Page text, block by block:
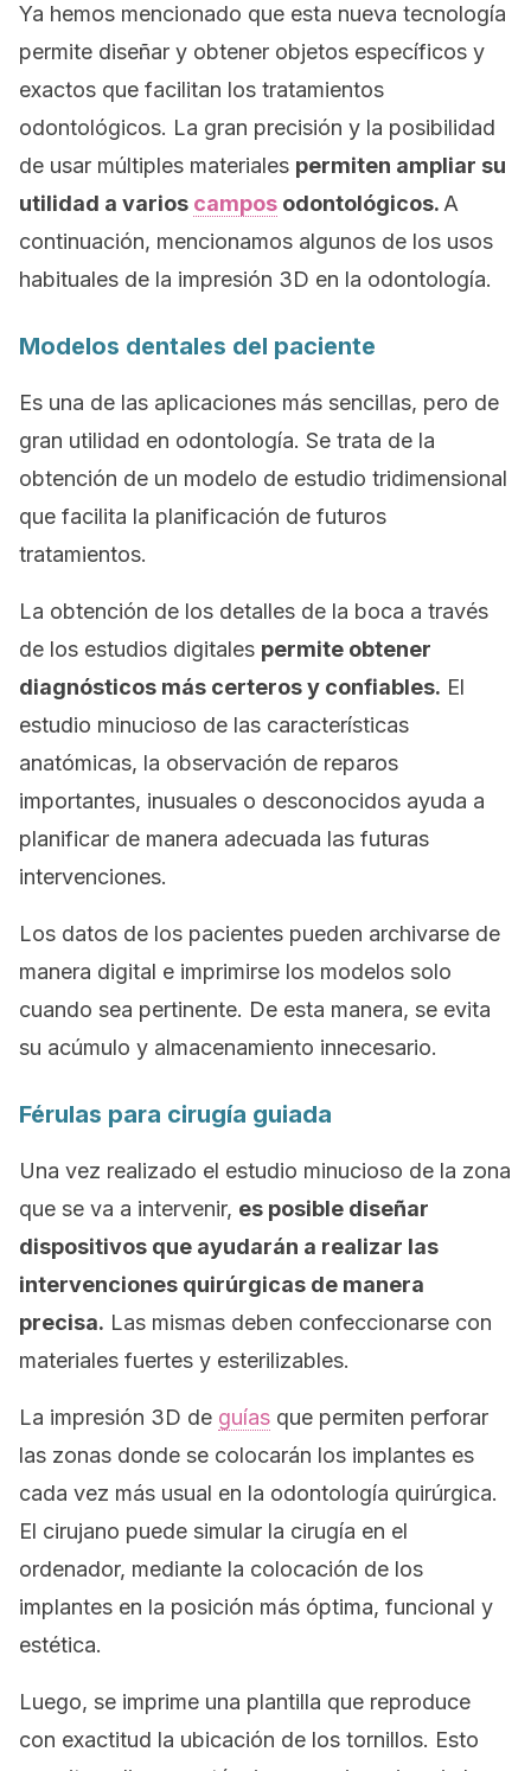
Ya hemos mencionado que esta nueva tecnología
permite diseñar y obtener objetos específicos y
exactos que facilitan los tratamientos
odontológicos. La gran precisión y la posibilidad
de usar múltiples materiales permiten ampliar su
utilidad a varios campos odontológicos. A
continuación, mencionamos algunos de los usos
habituales de la impresión 3D en la odontología.
Modelos dentales del paciente
Es una de las aplicaciones más sencillas, pero de
gran utilidad en odontología. Se trata de la
obtención de un modelo de estudio tridimensional
que facilita la planificación de futuros
tratamientos.
La obtención de los detalles de la boca a través
de los estudios digitales permite obtener
diagnósticos más certeros y confiables. El
estudio minucioso de las características
anatómicas, la observación de reparos
importantes, inusuales o desconocidos ayuda a
planificar de manera adecuada las futuras
intervenciones.
Los datos de los pacientes pueden archivarse de
manera digital e imprimirse los modelos solo
cuando sea pertinente. De esta manera, se evita
su acúmulo y almacenamiento innecesario.
Férulas para cirugía guiada
Una vez realizado el estudio minucioso de la zona
que se va a intervenir, es posible diseñar
dispositivos que ayudarán a realizar las
intervenciones quirúrgicas de manera
precisa. Las mismas deben confeccionarse con
materiales fuertes y esterilizables.
La impresión 3D de guías que permiten perforar
las zonas donde se colocarán los implantes es
cada vez más usual en la odontología quirúrgica.
El cirujano puede simular la cirugía en el
ordenador, mediante la colocación de los
implantes en la posición más óptima, funcional y
estética.
Luego, se imprime una plantilla que reproduce
con exactitud la ubicación de los tornillos. Esto